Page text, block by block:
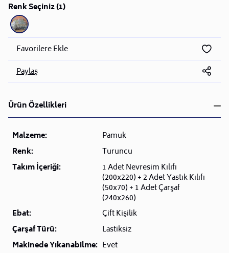
Renk Seçiniz (1)
Favorilere Ekle
Paylaş
Ürün Özellikleri
Malzeme:
Pamuk
Renk:
Turuncu
Takım İçeriği:
1 Adet Nevresim Kılıfı
(200x220) + 2 Adet Yastık Kılıfı
(50x70) + 1 Adet Çarşaf
(240x260)
Ebat:
Çift Kişilik
Çarşaf Türü:
Lastiksiz
Makinede Yıkanabilme: Evet